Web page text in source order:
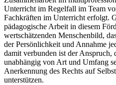
Unterricht im Regelfall im Team
Fachkräften im Unterricht erfolgt.
pädagogische Arbeit in diesem
wertschätzenden Menschenbild,
der Persönlichkeit und Annahme
damit verbunden ist der
unabhängig von Art und Umfang
Anerkennung des Rechts auf
unterstützen.